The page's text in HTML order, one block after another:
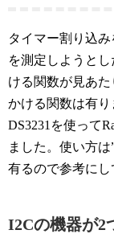
タイマー割り込み
を測定しようと
ける関数が見あ
かける関数は有
DS3231を使って
ました。使い方は
有るので参考にし
I2Cの機器が2